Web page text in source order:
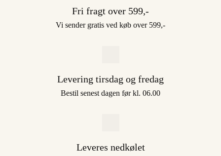
Fri fragt over 599,-
Vi sender gratis ved køb over 599,-
Levering tirsdag og fredag
Bestil senest dagen før kl. 06.00
Leveres nedkølet